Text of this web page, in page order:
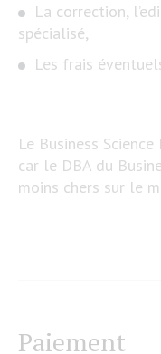
La correction,
spécialisé,
Les frais
Le Business
car le DBA du
moins chers sur le
Paiement